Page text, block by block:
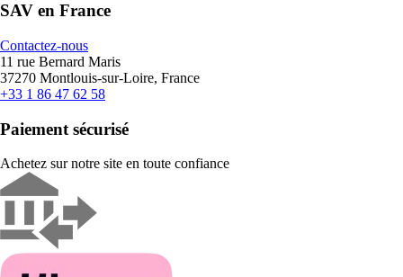
SAV en France
Contactez-nous
11 rue Bernard Maris
37270 Montlouis-sur-Loire, France
+33 1 86 47 62 58
Paiement sécurisé
Achetez sur notre site en toute confiance